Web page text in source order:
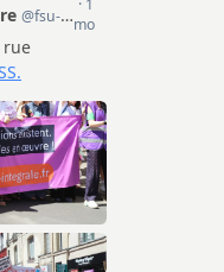
o
n
d